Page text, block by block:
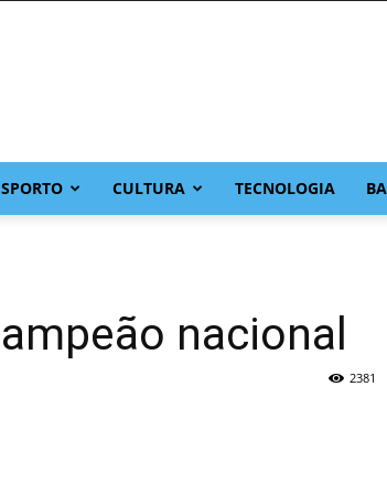
CULTURA TECNOLOGIA
nacional
2381